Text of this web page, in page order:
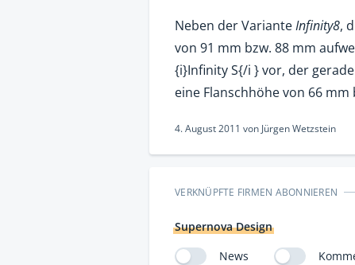
Neben der VarianteInfinity8,
von 91 mm bzw. 88 mm
{i}Infinity S{/i } vor, der
eine Flanschhöhe von 66 mm
4. August 2011 von Jürgen Wetzstein
VERKNÜPFTE FIRMEN ABONNIEREN
Supernova Design
News